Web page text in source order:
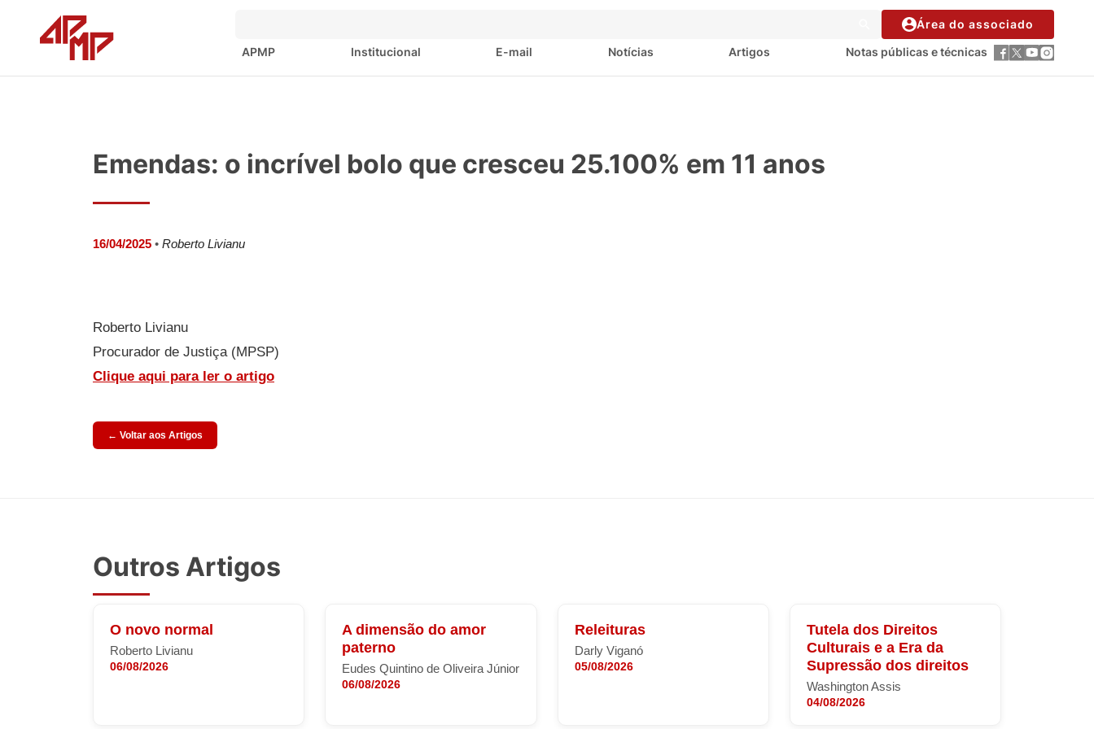
Área do associado
APMP
Institucional E-mail Notícias Artigos Notas públicas e técnicas
Emendas: o incrível bolo que cresceu 25.100% em 11 anos
16/04/2025 • Roberto Livianu
Roberto Livianu
Procurador de Justiça (MPSP)
Clique aqui para ler o artigo
← Voltar aos Artigos
Outros Artigos
O novo normal
Roberto Livianu
06/08/2026
A dimensão do amor
paterno
Eudes Quintino de Oliveira Júnior
06/08/2026
Releituras
Darly Viganó
05/08/2026
Tutela dos Direitos
Culturais e a Era da
Supressão dos direitos
Washington Assis
04/08/2026